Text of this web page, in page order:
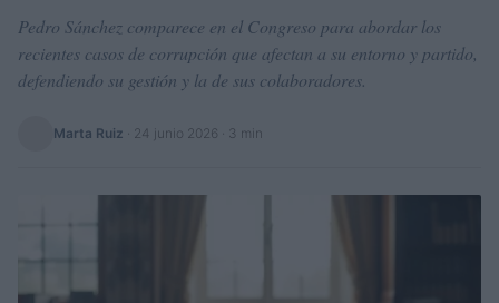
Pedro Sánchez comparece en el Congreso para abordar los
recientes casos de corrupción que afectan a su entorno y partido,
defendiendo su gestión y la de sus colaboradores.
Marta Ruiz 24 junio 2026 · 3 min